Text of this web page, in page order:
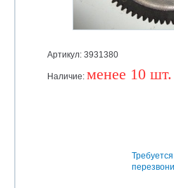
Артикул: 3931380
Наличие: менее 10 шт.